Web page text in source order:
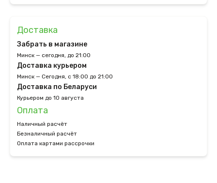
Доставка
Забрать в магазине
Минск — сегодня, до 21:00
Доставка курьером
Минск — Сегодня, с 18:00 до 21:00
Доставка по Беларуси
Курьером до 10 августа
Оплата
Наличный расчёт
Безналичный расчёт
Оплата картами рассрочки